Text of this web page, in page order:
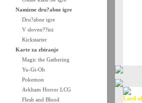
Namizne dru?abne igre
Dru?abne igre
V sloven??ini
Kickstarter
Karte za zbiranje
Magic the Gathering
Yu-Gi-Oh
Pokemon
Arkham Horror LCG
Flesh and Blood